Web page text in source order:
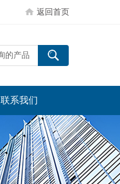
返回首页
联系我们